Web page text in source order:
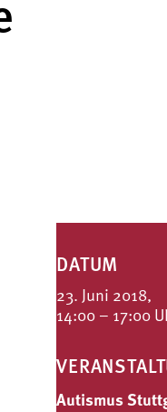
DATUM
23. Juni 2018,
14:00 – 17:00
Autismus